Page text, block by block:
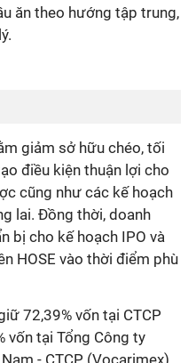
ăn theo hướng tập trung,
giảm sở hữu chéo, tối
điều kiện thuận lợi cho
cũng như các kế hoạch
lai. Đồng thời, doanh
bị cho kế hoạch IPO và
HOSE vào thời điểm phù
72,39% vốn tại CTCP
vốn tại Tổng Công ty
- CTCP (Vocarimex)